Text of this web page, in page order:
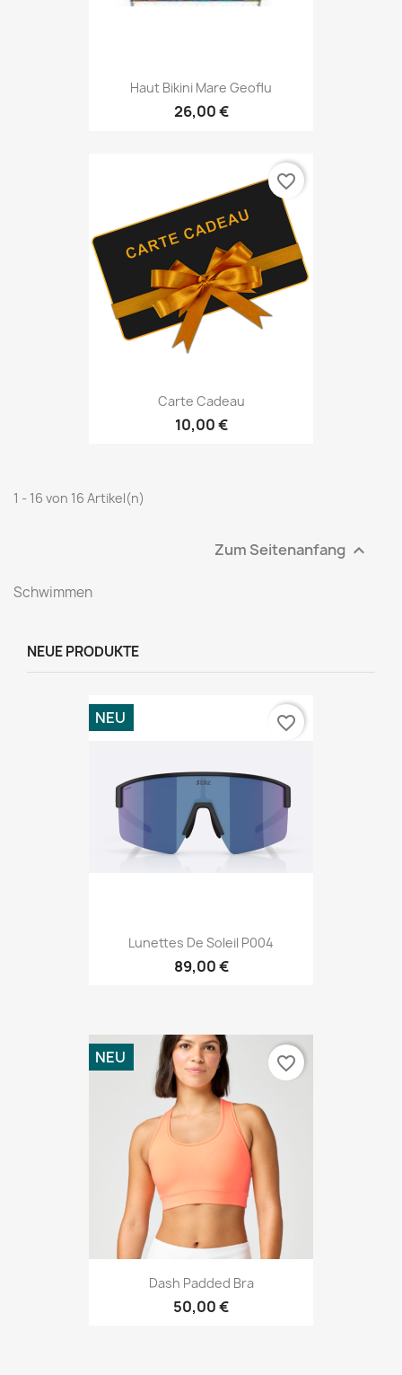
Haut Bikini Mare Geoflu
26,00 €
Carte Cadeau
10,00 €
favorite_border
1 - 16 von 16 Artikel(n)
Zum Seitenanfang 
Schwimmen
NEUE PRODUKTE
Lunettes De Soleil P004
89,00 €
NEU favorite_border
Dash Padded Bra
50,00 €
NEU favorite_border